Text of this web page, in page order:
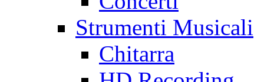
Strumenti Musicali
Chitarra